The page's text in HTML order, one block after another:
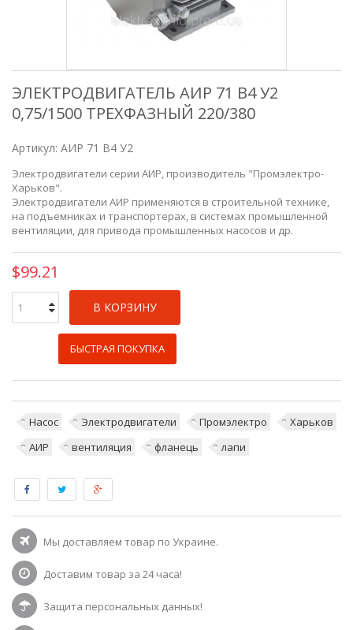
ЭЛЕКТРОДВИГАТЕЛЬ АИР 71 В4 У2
0,75/1500 ТРЕХФАЗНЫЙ 220/380
Артикул: АИР 71 В4 У2
Электродвигатели серии АИР, производитель "Промэлектро-
Харьков".
Электродвигатели АИР применяются в строительной технике,
на подъемниках и транспортерах, в системах промышленной
вентиляции, для привода промышленных насосов и др.
$99.21
В КОРЗИНУ
БЫСТРАЯ ПОКУПКА
Насос Электродвигатели Промэлектро
Харьков
АИР
вентиляция фланець лапи
Мы доставляем товар по Украине.
Доставим товар за 24 часа!
Защита персональных данных!